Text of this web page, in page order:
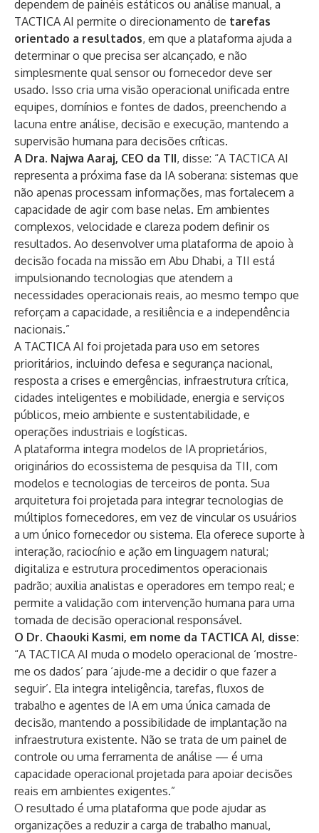
dependem de painéis estáticos ou análise manual, a
TACTICA AI permite o direcionamento de tarefas
orientado a resultados, em que a plataforma ajuda a
determinar o que precisa ser alcançado, e não
simplesmente qual sensor ou fornecedor deve ser
usado. Isso cria uma visão operacional unificada entre
equipes, domínios e fontes de dados, preenchendo a
lacuna entre análise, decisão e execução, mantendo a
supervisão humana para decisões críticas.
A Dra. Najwa Aaraj, CEO da TII, disse: “A TACTICA AI
representa a próxima fase da IA ​​soberana: sistemas que
não apenas processam informações, mas fortalecem a
capacidade de agir com base nelas. Em ambientes
complexos, velocidade e clareza podem definir os
resultados. Ao desenvolver uma plataforma de apoio à
decisão focada na missão em Abu Dhabi, a TII está
impulsionando tecnologias que atendem a
necessidades operacionais reais, ao mesmo tempo que
reforçam a capacidade, a resiliência e a independência
nacionais.”
A TACTICA AI foi projetada para uso em setores
prioritários, incluindo defesa e segurança nacional,
resposta a crises e emergências, infraestrutura crítica,
cidades inteligentes e mobilidade, energia e serviços
públicos, meio ambiente e sustentabilidade, e
operações industriais e logísticas.
A plataforma integra modelos de IA proprietários,
originários do ecossistema de pesquisa da TII, com
modelos e tecnologias de terceiros de ponta. Sua
arquitetura foi projetada para integrar tecnologias de
múltiplos fornecedores, em vez de vincular os usuários
a um único fornecedor ou sistema. Ela oferece suporte à
interação, raciocínio e ação em linguagem natural;
digitaliza e estrutura procedimentos operacionais
padrão; auxilia analistas e operadores em tempo real; e
permite a validação com intervenção humana para uma
tomada de decisão operacional responsável.
O Dr. Chaouki Kasmi, em nome da TACTICA AI, disse:
“A TACTICA AI muda o modelo operacional de ‘mostre-
me os dados’ para ‘ajude-me a decidir o que fazer a
seguir’. Ela integra inteligência, tarefas, fluxos de
trabalho e agentes de IA em uma única camada de
decisão, mantendo a possibilidade de implantação na
infraestrutura existente. Não se trata de um painel de
controle ou uma ferramenta de análise — é uma
capacidade operacional projetada para apoiar decisões
reais em ambientes exigentes.”
O resultado é uma plataforma que pode ajudar as
organizações a reduzir a carga de trabalho manual,